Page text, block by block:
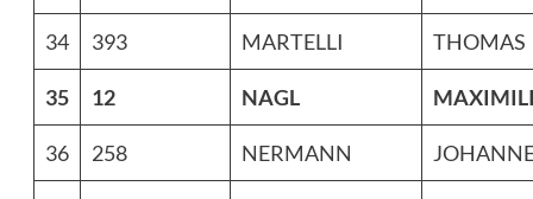
34 393 MARTELLI THOMAS
35 12 NAGL
36 258 NERMANN